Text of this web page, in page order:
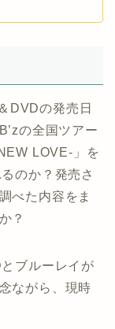
DVDの発売日
の全国ツアー
LOVE-」を
のか？発売さ
べた内容をま
？
ブルーレイが
ながら、現時